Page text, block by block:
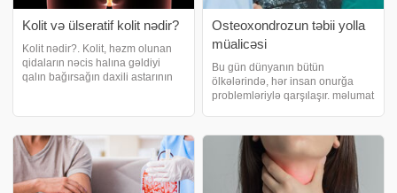
Kolit və ülseratif kolit nədir?
Kolit nədir?. Kolit, həzm olunan
qidaların nəcis halına gəldiyi
qalın bağırsağın daxili astarının
xəstəlikdir. xəbər verir ki,
iltihablanma olaraq adlandırılan
kolit
Osteoxondrozun təbii yolla
müalicəsi
Bu gün dünyanın bütün
ölkələrində, hər insan onurğa
problemləriylə qarşılaşır. məlumat
osteoxondrozdur. Statistikaya
görə, dünyanın bütün sakinlərinin
80 aizi bu xəstəlikdə